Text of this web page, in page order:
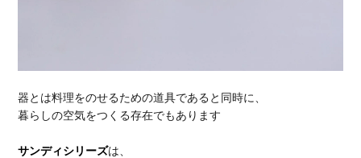
器とは料理をのせるための道具であると同時に、
暮らしの空気をつくる存在でもあります
サンディシリーズは、